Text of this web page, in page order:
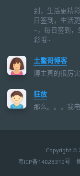
到，生活更精
日签到，生活
~，每日签到
彩哦~
土鳖哥博客
博主真的很厉害
狂放
那么。。。我
Copyright ©
粤ICP备14028310号